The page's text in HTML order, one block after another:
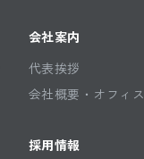
会社案内
代表挨拶
会社概要・オフィ
採用情報